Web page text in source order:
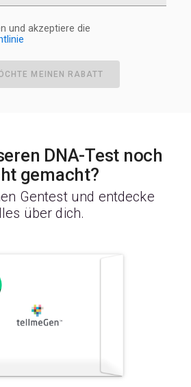
und akzeptiere die
MEINEN RABATT
DNA-Test noch
gemacht?
Gentest und entdecke
über dich.